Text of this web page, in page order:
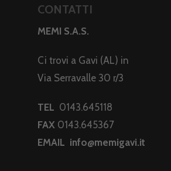
CONTATTI
MEMI S.A.S.
Ci trovi a Gavi (AL) in
Via Serravalle 30 r/3
TEL 0143.645118
FAX 0143.645367
EMAIL info@memigavi.it